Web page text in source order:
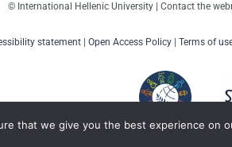
© International Hellenic University | Contact the
statement| Open Access Policy| Terms of
that we give you the best experience on